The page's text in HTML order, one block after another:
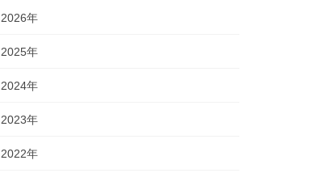
2026年
2025年
2024年
2023年
2022年